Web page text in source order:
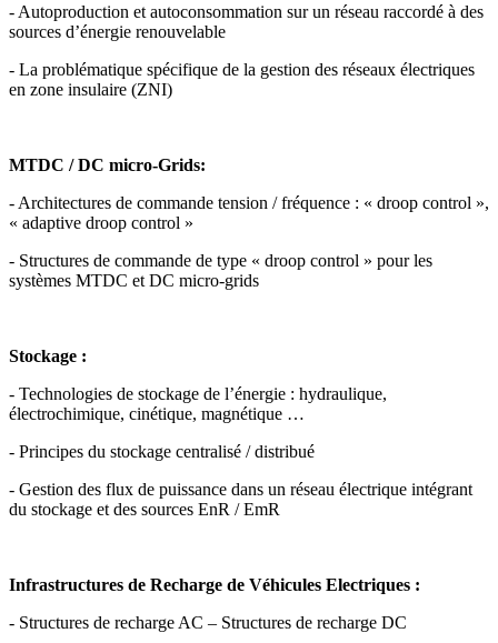
- Autoproduction et autoconsommation sur un réseau raccordé à des
sources d’énergie renouvelable
- La problématique spécifique de la gestion des réseaux électriques
en zone insulaire (ZNI)
MTDC / DC micro-Grids:
- Architectures de commande tension / fréquence : « droop control »,
« adaptive droop control »
- Structures de commande de type « droop control » pour les
systèmes MTDC et DC micro-grids
Stockage :
- Technologies de stockage de l’énergie : hydraulique,
électrochimique, cinétique, magnétique …
- Principes du stockage centralisé / distribué
- Gestion des flux de puissance dans un réseau électrique intégrant
du stockage et des sources EnR / EmR
Infrastructures de Recharge de Véhicules Electriques :
- Structures de recharge AC – Structures de recharge DC